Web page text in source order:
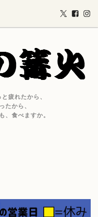
疲れたから、
たから、
、食べますか。